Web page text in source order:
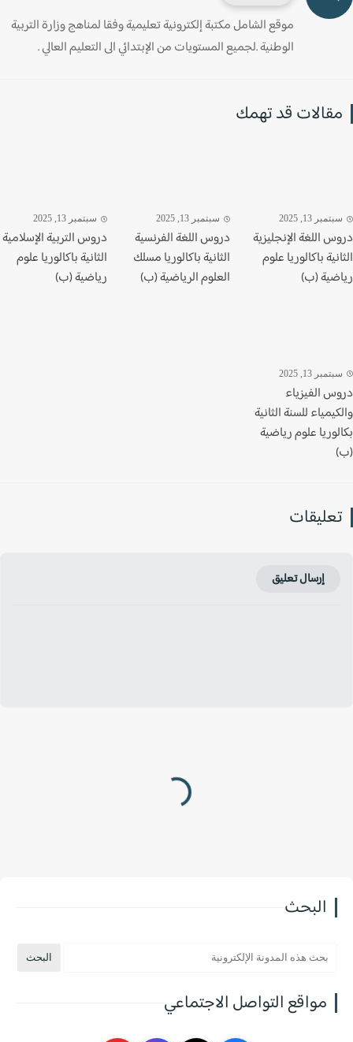
موقع الشامل مكتبة إلكترونية تعليمية وفقا لمناهج وزارة التربية
الوطنية .لجميع المستويات من الإبتدائي الى التعليم العالي .
قد تهمك
13, 2025
اللغة الإنجليزية
باكالوريا علوم
(ب)
سبتمبر 13, 2025
دروس اللغة الفرنسية
الثانية باكالوريا مسلك
العلوم الرياضية (ب)
سبتمبر 13, 2025
دروس التربية الإسلامية
الثانية باكالوريا علوم
رياضية (ب)
13, 2025
الفيزياء
للسنة الثانية
علوم رياضية
إرسال تعليق
البحث
مواقع التواصل الاجتماعي